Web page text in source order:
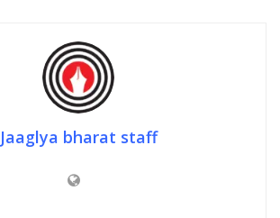
Jaaglya bharat staff